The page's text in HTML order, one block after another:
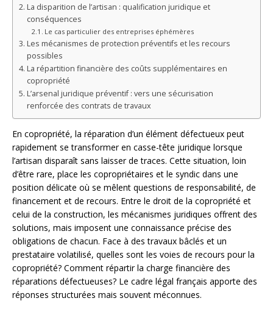
La disparition de l’artisan : qualification juridique et
conséquences
Le cas particulier des entreprises éphémères
Les mécanismes de protection préventifs et les recours
possibles
La répartition financière des coûts supplémentaires en
copropriété
L’arsenal juridique préventif : vers une sécurisation
renforcée des contrats de travaux
En copropriété, la réparation d’un élément défectueux peut
rapidement se transformer en casse-tête juridique lorsque
l’artisan disparaît sans laisser de traces. Cette situation, loin
d’être rare, place les copropriétaires et le syndic dans une
position délicate où se mêlent questions de responsabilité, de
financement et de recours. Entre le droit de la copropriété et
celui de la construction, les mécanismes juridiques offrent des
solutions, mais imposent une connaissance précise des
obligations de chacun. Face à des travaux bâclés et un
prestataire volatilisé, quelles sont les voies de recours pour la
copropriété? Comment répartir la charge financière des
réparations défectueuses? Le cadre légal français apporte des
réponses structurées mais souvent méconnues.